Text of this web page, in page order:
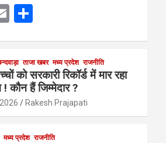
E
e
ताजा खबर मध्य प्रदेश राजनीति
को सरकारी रिकॉर्ड में मार रहा
कौन हैं जिम्मेदार ?
Rakesh Prajapati
मध्य प्रदेश राजनीति